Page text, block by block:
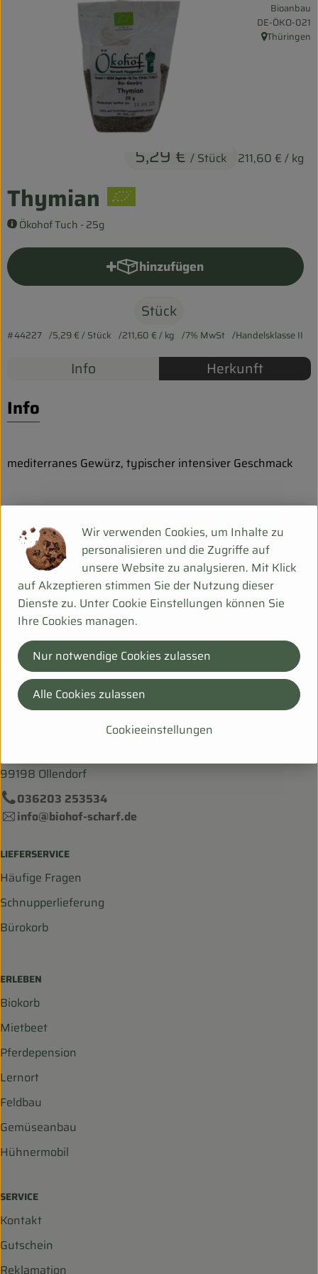
Entspannt durch die FERIEN
Obst & Gemüse
Kosmetik
Biohof erleben
Thymian
Ökohof Tuch - 25g
5,29 € / Stück 211,60 € / kg
Bioanbau
, Kontrollstelle:
DE-ÖKO-021
, Herkunft:
Thüringen
hinzufügen
Produkt zum Warenkorb
Stück
#44227 5,29 €/ Stück 211,60 €/ kg 7% MwSt Handelsklasse II
Info Herkunft
Info
mediterranes Gewürz, typischer intensiver Geschmack
Zutaten: Thymian
Produktinformationen
Herkunft
Hersteller: Ökohof Tuch
06268 Ziegelroda Thüringen
Bei Fragen helfen wir Dir gerne weiter!
99198 Ollendorf
036203 253534
info@biohof-scharf.de
LIEFERSERVICE
Häufige Fragen
Schnupperlieferung
Bürokorb
ERLEBEN
Biokorb
Mietbeet
Pferdepension
Lernort
Feldbau
Gemüseanbau
Hühnermobil
SERVICE
Kontakt
Gutschein
Reklamation
Wir verwenden Cookies, um Inhalte zu
personalisieren und die Zugriffe auf
unsere Website zu analysieren. Mit Klick
auf Akzeptieren stimmen Sie der Nutzung dieser
Dienste zu. Unter Cookie Einstellungen können Sie
Ihre Cookies managen.
Cookieeinstellungen
Nur notwendige Cookies zulassen
Alle Cookies zulassen